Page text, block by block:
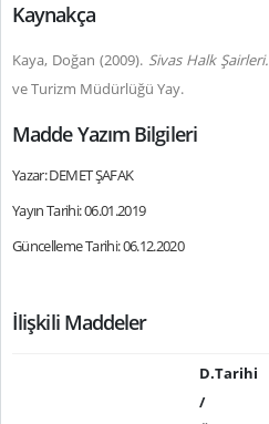
Kaynakça
Kaya, Doğan (2009). Sivas Halk Şairleri.
ve Turizm Müdürlüğü Yay.
Madde Yazım Bilgileri
Yazar: DEMET ŞAFAK
Yayın Tarihi: 06.01.2019
Güncelleme Tarihi: 06.12.2020
İlişkili Maddeler
D.Tarihi
/